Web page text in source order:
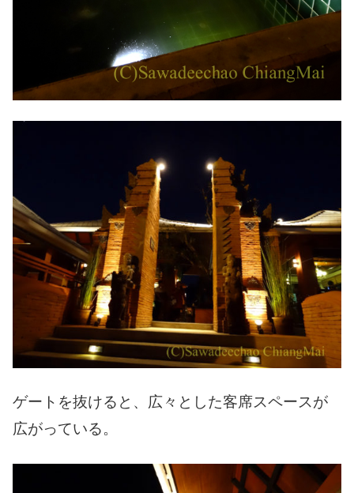
ゲートを抜けると、広々とした客席スペースが
広がっている。